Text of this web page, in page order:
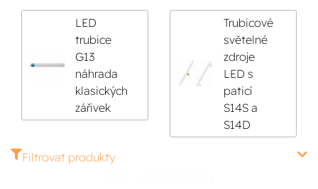
LED
trubice
G13
náhrada
klasických
zářivek
Trubicové
světelné
zdroje
LED s
paticí
S14S a
S14D
Filtrovat produkty